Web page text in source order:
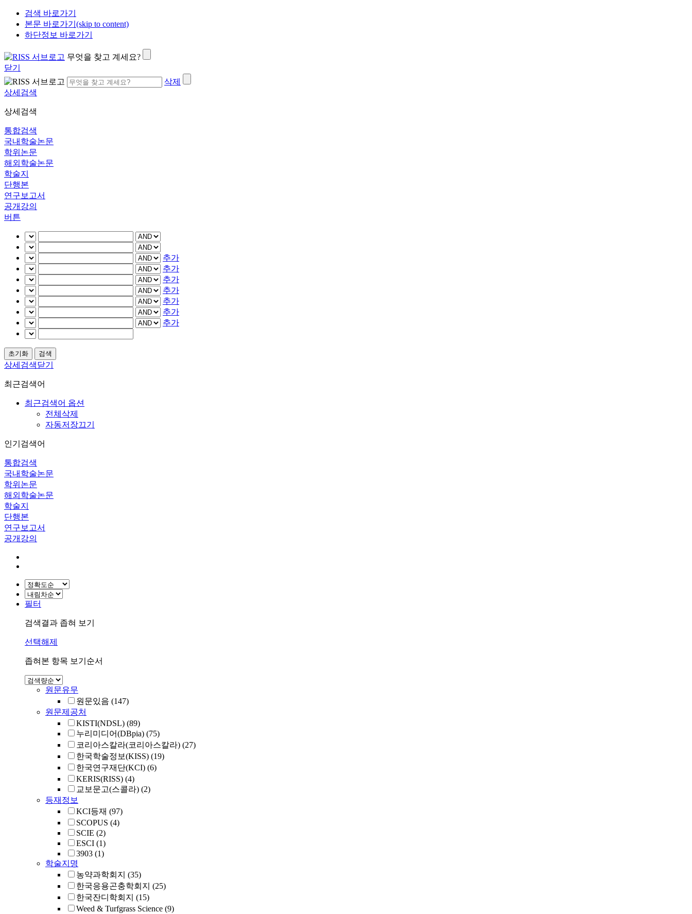
검색 바로가기
본문 바로가기(skip to content)
하단정보 바로가기
무엇을 찾고 계세요?
닫기
삭제
상세검색
상세검색
통합검색
국내학술논문
학위논문
해외학술논문
학술지
단행본
연구보고서
공개강의
버튼
추가
추가
추가
추가
추가
추가
추가
상세검색닫기
최근검색어
최근검색어 옵션
전체삭제
자동저장끄기
인기검색어
통합검색
국내학술논문
학위논문
해외학술논문
학술지
단행본
연구보고서
공개강의
필터
검색결과 좁혀 보기
선택해제
좁혀본 항목 보기순서
원문유무
원문있음 (147)
원문제공처
KISTI(NDSL) (89)
누리미디어(DBpia) (75)
코리아스칼라(코리아스칼라) (27)
한국학술정보(KISS) (19)
한국연구재단(KCI) (6)
KERIS(RISS) (4)
교보문고(스콜라) (2)
등재정보
KCI등재 (97)
SCOPUS (4)
SCIE (2)
ESCI (1)
3903 (1)
학술지명
농약과학회지 (35)
한국응용곤충학회지 (25)
한국잔디학회지 (15)
Weed & Turfgrass Science (9)